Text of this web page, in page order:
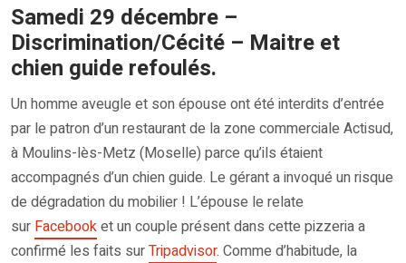
Samedi 29 décembre –
Discrimination/Cécité – Maitre et
chien guide refoulés.
Un homme aveugle et son épouse ont été interdits d’entrée
par le patron d’un restaurant de la zone commerciale Actisud,
à Moulins-lès-Metz (Moselle) parce qu’ils étaient
accompagnés d’un chien guide. Le gérant a invoqué un risque
de dégradation du mobilier ! L’épouse le relate
sur Facebooket un couple présent dans cette pizzeria a
confirmé les faits surTripadvisor. Comme d’habitude, la